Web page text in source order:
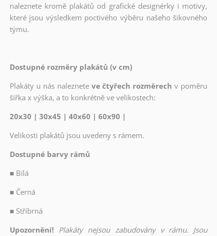
naleznete kromě plakátů od grafické designérky i motivy,
které jsou výsledkem poctivého výběru našeho šikovného
týmu.
Dostupné rozměry plakátů (v cm)
Plakáty u nás naleznete ve čtyřech rozměrech v poměru
šířka x výška, a to konkrétně ve velikostech:
20x30 | 30x45 | 40x60 | 60x90 |
Velikosti plakátů jsou uvedeny s rámem.
Dostupné barvy rámů
■ Bílá
■ Černá
■ Stříbrná
Upozornění! Plakáty nejsou zabudovány v rámu. Jsou